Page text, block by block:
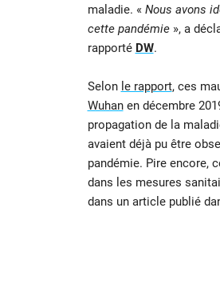
maladie. « Nous avons
cette pandémie», a
rapporté DW.
Selon le rapport, ces
Wuhanen décembre
propagation de la
avaient déjà pu être
pandémie. Pire encore,
dans les mesures
dans un article publié